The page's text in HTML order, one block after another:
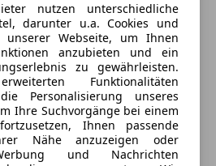
Dinamica:
Schwarz
einstellbar
mit Memoryfunktion
berechnen
& Co KG
5
nutzen unterschiedliche
darunter u.a. Cookies und
Webseite, um Ihnen
anzubieten und ein
zu gewährleisten.
Funktionalitäten
Personalisierung unseres
Ihre Suchvorgänge bei einem
Ihnen passende
Nähe anzuzeigen oder
und Nachrichten